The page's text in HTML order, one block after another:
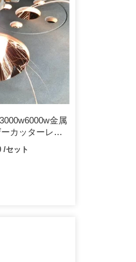
金属
カッターレー
ウム銅板シー
/セット